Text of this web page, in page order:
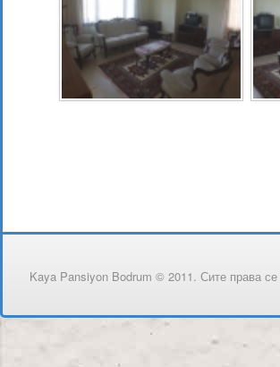
Kaya Pansiyon Bodrum © 2011. Сите права